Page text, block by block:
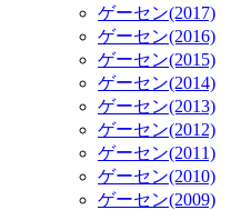
ゲーセン(2017)
ゲーセン(2016)
ゲーセン(2015)
ゲーセン(2014)
ゲーセン(2013)
ゲーセン(2012)
ゲーセン(2011)
ゲーセン(2010)
ゲーセン(2009)